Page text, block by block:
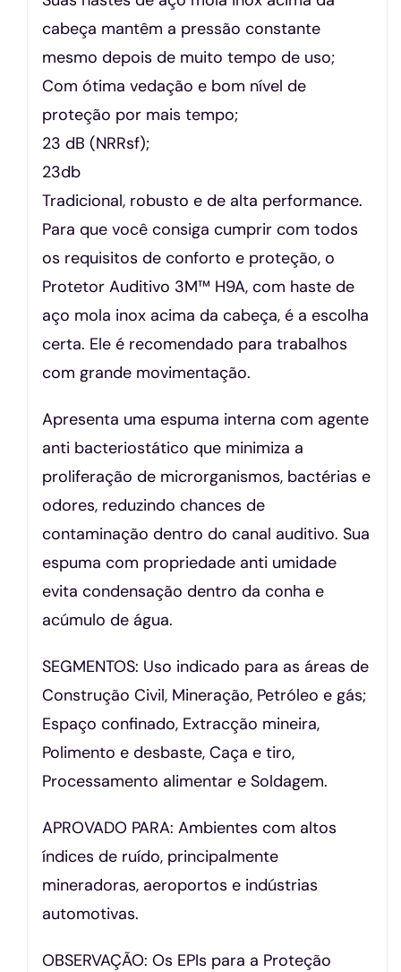
cabeça mantêm a pressão constante
mesmo depois de muito tempo de uso;
Com ótima vedação e bom nível de
proteção por mais tempo;
23 dB (NRRsf);
23db
Tradicional, robusto e de alta performance.
Para que você consiga cumprir com todos
os requisitos de conforto e proteção, o
Protetor Auditivo 3M™ H9A, com haste de
aço mola inox acima da cabeça, é a escolha
certa. Ele é recomendado para trabalhos
com grande movimentação.
Apresenta uma espuma interna com agente
anti bacteriostático que minimiza a
proliferação de microrganismos, bactérias e
odores, reduzindo chances de
contaminação dentro do canal auditivo. Sua
espuma com propriedade anti umidade
evita condensação dentro da conha e
acúmulo de água.
SEGMENTOS: Uso indicado para as áreas de
Construção Civil, Mineração, Petróleo e gás;
Espaço confinado, Extracção mineira,
Polimento e desbaste, Caça e tiro,
Processamento alimentar e Soldagem.
APROVADO PARA: Ambientes com altos
índices de ruído, principalmente
mineradoras, aeroportos e indústrias
automotivas.
OBSERVAÇÃO: Os EPIs para a Proteção